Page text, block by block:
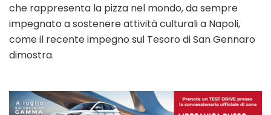
che rappresenta la pizza nel mondo, da sempre
impegnato a sostenere attività culturali a Napoli,
come il recente impegno sul Tesoro di San Gennaro
dimostra.